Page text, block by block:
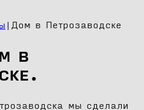
Дом в Петрозаводске
В
мы сделали